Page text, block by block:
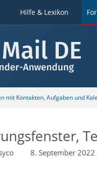
Hilfe & Lexikon
mit Kontakten, Aufgaben und
8. September